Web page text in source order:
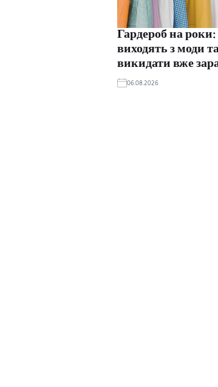
Гардероб на
виходять з моди
викидати вже
06.08.2026